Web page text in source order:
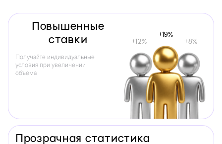
Повышенные
ставки
Получайте индивидуальные
условия при увеличении
объема
+14%
+22%
+9%
Прозрачная статистика